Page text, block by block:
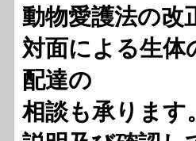
動物愛護法の改
対面による生体
配達の
相談も承ります